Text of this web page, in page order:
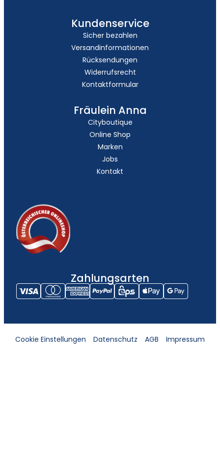
Kundenservice
Sicher bezahlen
Versandinformationen
Rücksendungen
Widerrufsrecht
Kontaktformular
Fräulein Anna
Cityboutique
Online Shop
Marken
Jobs
Kontakt
Zahlungsarten
Cookie Einstellungen Datenschutz AGB Impressum